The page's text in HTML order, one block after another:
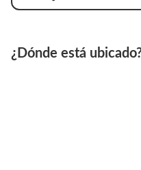
¿Dónde está